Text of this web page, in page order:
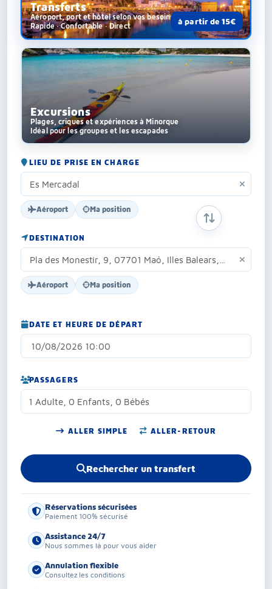
Transferts
Aéroport, port et hôtel selon vos besoins
Rapide · Confortable · Direct
à partir de 15€
Excursions
Plages, criques et expériences à Minorque
Idéal pour les groupes et les escapades
LIEU DE PRISE EN CHARGE
Aéroport Ma position
DESTINATION
Aéroport Ma position
INVERSER
DATE ET HEURE DE DÉPART
PASSAGERS
1 Adulte, 0 Enfants, 0 Bébés
ALLER SIMPLE ALLER-RETOUR
Rechercher un transfert
Réservations sécurisées
Paiement 100% sécurisé
Assistance 24/7
Nous sommes là pour vous aider
Annulation flexible
Consultez les conditions